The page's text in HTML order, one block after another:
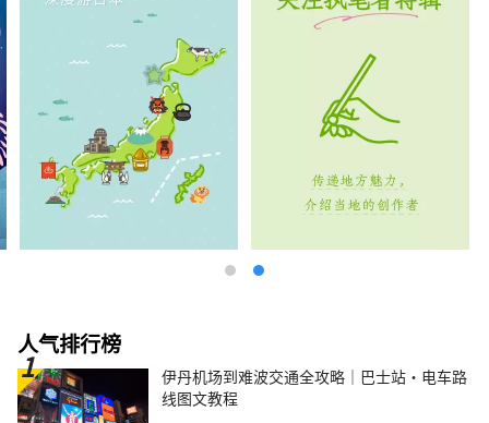
人气排行榜
伊丹机场到难波交通全攻略｜巴士站・电车路
线图文教程